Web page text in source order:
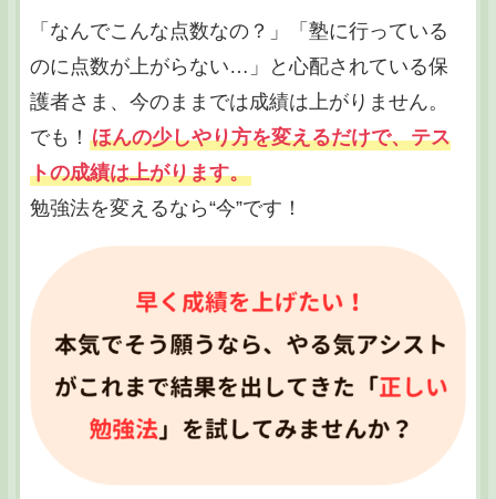
「なんでこんな点数なの？」「塾に行っている
のに点数が上がらない…」と心配されている保
護者さま、今のままでは成績は上がりません。
でも！ ほんの少しやり方を変えるだけで、テス
トの成績は上がります。
勉強法を変えるなら“今”です！